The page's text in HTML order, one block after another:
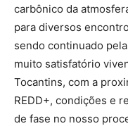
carbônico da
para diversos
sendo continuado
muito satisfatório
Tocantins, com a
REDD+, condições e
de fase no nosso